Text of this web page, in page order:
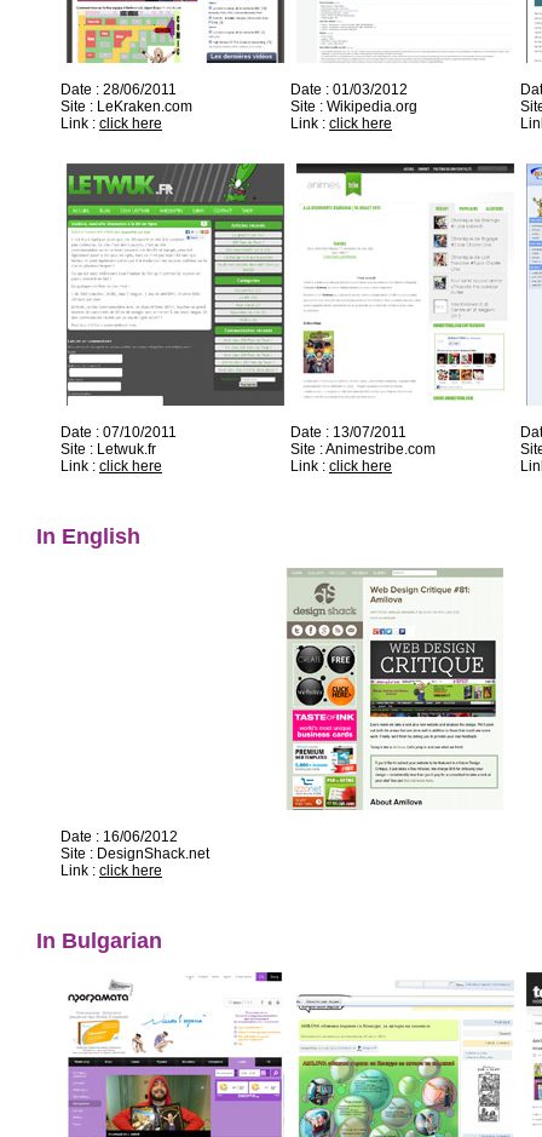
Date : 28/06/2011
Site : LeKraken.com
Link : click here
Date : 01/03/2012
Site : Wikipedia.org
Link : click here
Date : 07/10/2011
Site : Letwuk.fr
Link : click here
Date : 13/07/2011
Site : Animestribe.com
Link : click here
In English
Date : 16/06/2012
Site : DesignShack.net
Link : click here
In Bulgarian